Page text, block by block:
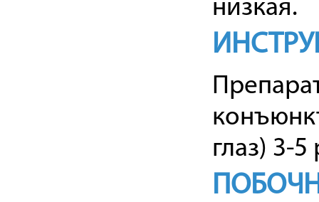
низкая.
глаз) 3-5